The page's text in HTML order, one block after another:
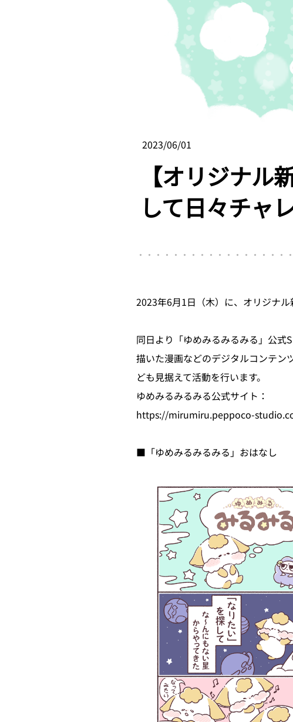
2023/06/01
【オリジナル
して日々チャ
・・・・・・・・・・・・・・・・
2023年6月1日（木）に、オリジナ
同日より「ゆめみるみるみる」公式
描いた漫画などのデジタルコンテン
ども見据えて活動を行います。
ゆめみるみるみる公式サイト：
https://mirumiru.peppoco-
■「ゆめみるみるみる」おはなし